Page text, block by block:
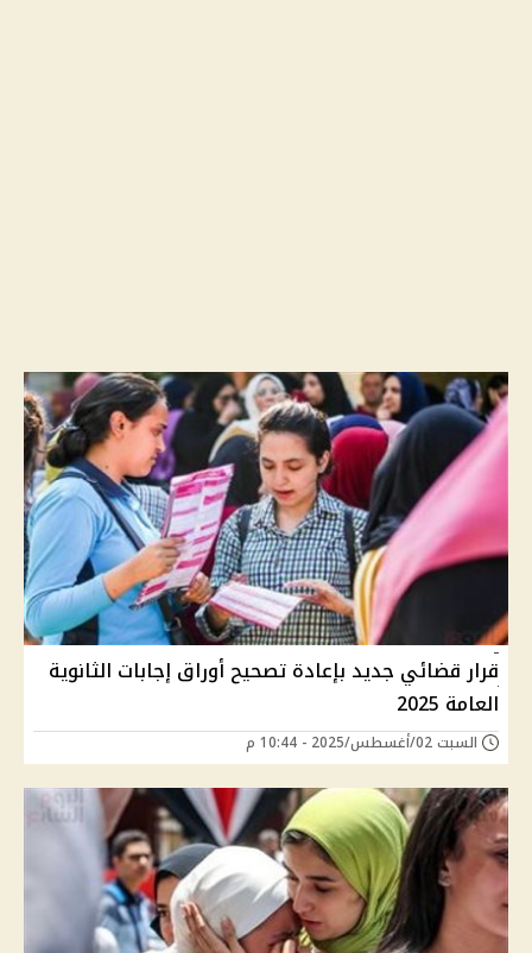
قرار قضائي جديد بإعادة تصحيح أوراق إجابات الثانوية
العامة 2025
السبت 02/أغسطس/2025 - 10:44 م